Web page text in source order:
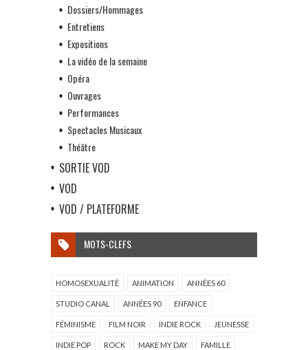
Dossiers/Hommages
Entretiens
Expositions
La vidéo de la semaine
Opéra
Ouvrages
Performances
Spectacles Musicaux
Théâtre
SORTIE VOD
VOD
VOD / PLATEFORME
MOTS-CLEFS
HOMOSEXUALITÉ ANIMATION ANNÉES 60
STUDIO CANAL ANNÉES 90 ENFANCE
FÉMINISME FILM NOIR INDIE ROCK JEUNESSE
INDIE POP ROCK MAKE MY DAY FAMILLE